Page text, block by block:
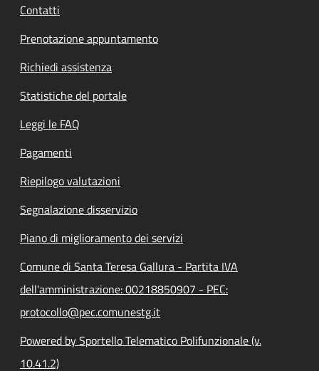
Contatti
Prenotazione appuntamento
Richiedi assistenza
Statistiche del portale
Leggi le FAQ
Pagamenti
Riepilogo valutazioni
Segnalazione disservizio
Piano di miglioramento dei servizi
Comune di Santa Teresa Gallura - Partita IVA
dell'amministrazione: 00218850907 - PEC:
protocollo@pec.comunestg.it
Powered by Sportello Telematico Polifunzionale (v.
10.41.2)